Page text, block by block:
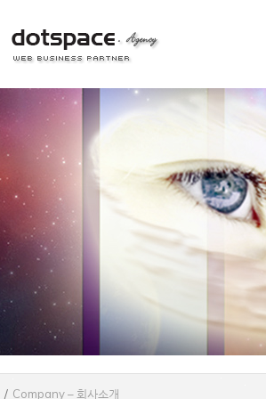
/ Company – 회사소개